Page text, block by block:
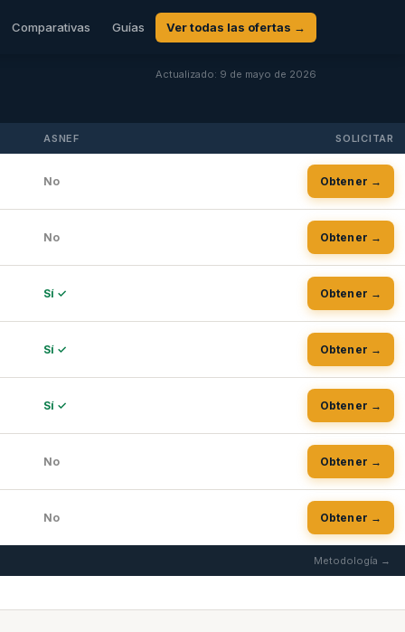
Comparativas Guías Ver todas las ofertas →
Actualizado: 9 de mayo de 2026
ASNEF SOLICITAR
No Obtener →
No Obtener →
Sí ✓ Obtener →
Sí ✓ Obtener →
Sí ✓ Obtener →
No Obtener →
No Obtener →
Metodología →